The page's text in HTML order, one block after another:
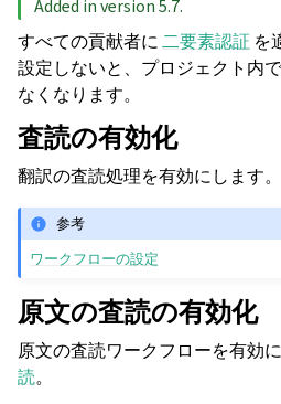
Added in version 5.7.
すべての貢献者に二要素認証 を
設定しないと、プロジェクト内
なくなります。
査読の有効化
翻訳の査読処理を有効にします
参考
ワークフローの設定
原文の査読の有効化
原文の査読ワークフローを有効
読。